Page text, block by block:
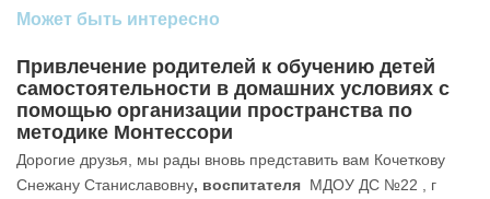
Может быть интересно
Привлечение родителей к обучению детей
самостоятельности в домашних условиях с
помощью организации пространства по
методике Монтессори
Дорогие друзья, мы рады вновь представить вам Кочеткову
Снежану Станиславовну, воспитателя МДОУ ДС №22 , г